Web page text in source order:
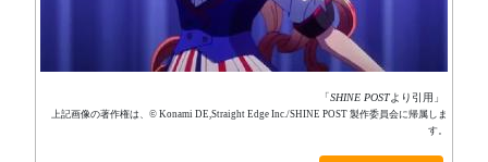
「SHINE POSTより引用」
上記画像の著作権は、© Konami DE,Straight Edge Inc./SHINE POST 製作委員会に帰属しま
す。